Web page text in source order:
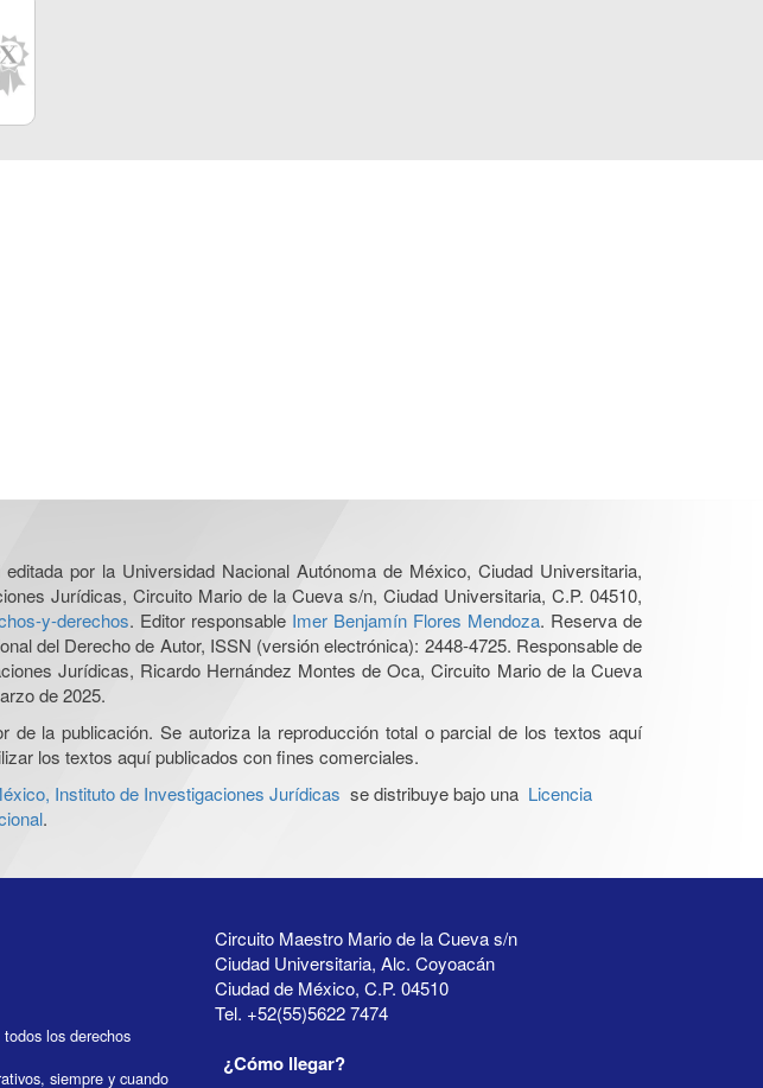
por la Universidad Nacional Autónoma de México, Ciudad Universitaria,
Jurídicas, Circuito Mario de la Cueva s/n, Ciudad Universitaria, C.P. 04510,
y-derechos. Editor responsable Imer Benjamín Flores Mendoza. Reserva de
del Derecho de Autor, ISSN (versión electrónica): 2448-4725. Responsable de
Jurídicas, Ricardo Hernández Montes de Oca, Circuito Mario de la Cueva
de 2025.
la publicación. Se autoriza la reproducción total o parcial de los textos aquí
los textos aquí publicados con fines comerciales.
Instituto de Investigaciones Jurídicas se distribuye bajo una Licencia
.
los derechos
siempre y cuando
Circuito Maestro Mario de la Cueva s/n
Ciudad Universitaria, Alc. Coyoacán
Ciudad de México, C.P. 04510
Tel. +52(55)5622 7474
¿Cómo llegar?